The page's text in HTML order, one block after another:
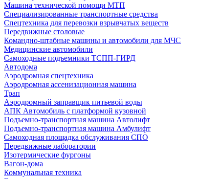
Машина технической помощи МТП
Специализированные транспортные средства
Спецтехника для перевозки взрывчатых веществ
Передвижные столовые
Командно-штабные машины и автомобили для МЧС
Медицинские автомобили
Самоходные подъемники ТСПП-ГИРД
Автодома
Аэродромная спецтехника
Аэродромная ассенизационная машина
Трап
Аэродромный заправщик питьевой воды
АПК Автомобиль с платформой кузовной
Подъемно-транспортная машина Автолифт
Подъемно-транспортная машина Амбулифт
Самоходная площадка обслуживания СПО
Передвижные лаборатории
Изотермические фургоны
Вагон-дома
Коммунальная техника